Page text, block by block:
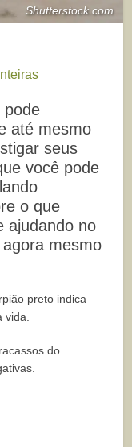
Shutterstock.com
pode
até mesmo
seus
você pode
o que
ajudando no
mesmo
preto indica
do